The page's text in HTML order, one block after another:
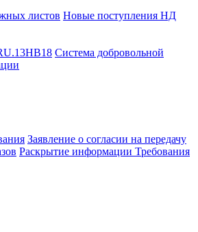
листов Новые поступления НД
Система добровольной
Заявление о согласии на передачу
Раскрытие информации Требования